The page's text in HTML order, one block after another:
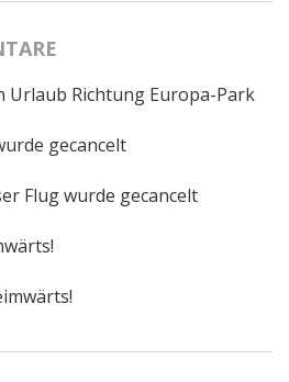
Urlaub Richtung Europa-Park
gecancelt
Flug wurde gecancelt